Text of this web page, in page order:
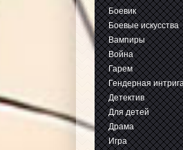
Боевик
Боевые искусства
Вампиры
Война
Гарем
Гендерная
Детектив
Для детей
Драма
Игра